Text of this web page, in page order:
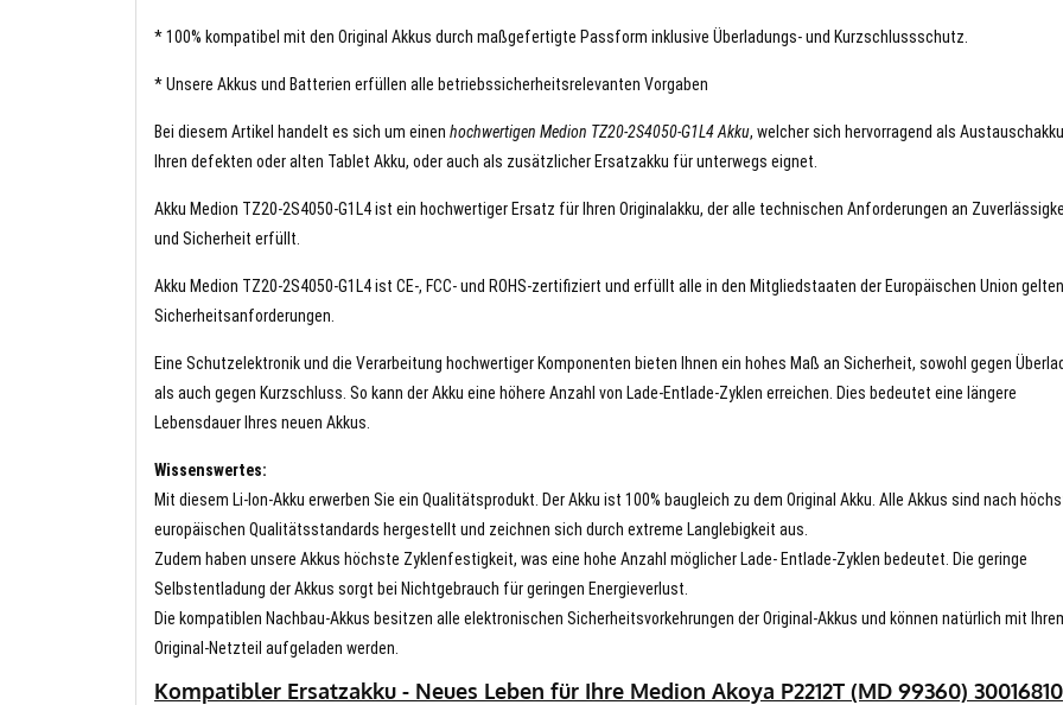
* 100% kompatibel mit den Original Akkus durch maßgefertigte Passform inklusive Überladungs- und Kurzschlussschutz.
* Unsere Akkus und Batterien erfüllen alle betriebssicherheitsrelevanten Vorgaben
Bei diesem Artikel handelt es sich um einen hochwertigen Medion TZ20-2S4050-G1L4 Akku, welcher sich hervorragend als
Ihren defekten oder alten Tablet Akku, oder auch als zusätzlicher Ersatzakku für unterwegs eignet.
Akku Medion TZ20-2S4050-G1L4 ist ein hochwertiger Ersatz für Ihren Originalakku, der alle technischen Anforderungen an
und Sicherheit erfüllt.
Akku Medion TZ20-2S4050-G1L4 ist CE-, FCC- und ROHS-zertifiziert und erfüllt alle in den Mitgliedstaaten der Europäischen Union
Sicherheitsanforderungen.
Eine Schutzelektronik und die Verarbeitung hochwertiger Komponenten bieten Ihnen ein hohes Maß an Sicherheit, sowohl gegen
als auch gegen Kurzschluss. So kann der Akku eine höhere Anzahl von Lade-Entlade-Zyklen erreichen. Dies bedeutet eine längere
Lebensdauer Ihres neuen Akkus.
Wissenswertes:
Mit diesem Li-Ion-Akku erwerben Sie ein Qualitätsprodukt. Der Akku ist 100% baugleich zu dem Original Akku. Alle Akkus sind nach
europäischen Qualitätsstandards hergestellt und zeichnen sich durch extreme Langlebigkeit aus.
Zudem haben unsere Akkus höchste Zyklenfestigkeit, was eine hohe Anzahl möglicher Lade- Entlade-Zyklen bedeutet. Die geringe
Selbstentladung der Akkus sorgt bei Nichtgebrauch für geringen Energieverlust.
Die kompatiblen Nachbau-Akkus besitzen alle elektronischen Sicherheitsvorkehrungen der Original-Akkus und können natürlich mit
Original-Netzteil aufgeladen werden.
Kompatibler Ersatzakku - Neues Leben für Ihre Medion Akoya P2212T (MD 99360) 30016810